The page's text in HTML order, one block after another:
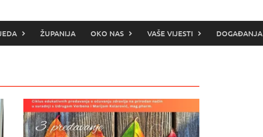
ŽUPANIJA OKO NAS VAŠE VIJESTI DOGAĐANJA